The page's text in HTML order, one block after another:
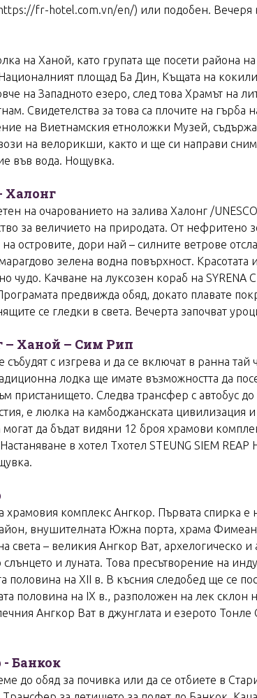
fr-hotel.com.vn/en/) или подобен. Вечеря
на Ханой, като групата ще посети
площад Ба Дин, Къщата на
на Западното езеро, след това Храмът на
Свидетелства за това са плочите на
на Виетнамския етноложки Музей,
на велорикши, както и ще си направи
във вода. Нощувка.
Халонг
на очарованието на залива Халонг /
за величието на природата. От нефритено
островите, дори най – силните ветрове
зелена водна повърхност.
чудо. Качване на луксозен кораб на
предвижда обяд, докато плавате
се гледки в света. Вечерта започват
– Ханой – Сим Рип
събудят с изгрева и да се включат в ранна
лодка ще имате възможността да
пристанището. Следва трансфер с автобус
е люлка на камбоджанската
да бъдат видяни 12 броя храмови
в хотел Tхотел STEUNG SIEM
храмовия комплекс Ангкор. Първата спирка
внушителната Южна порта, храма
света – великия Ангкор Ват, архелогическо
и луната. Това пресътворение на
половина на XII в. В късния следобед ще се
половина на IX в., разположен на лек склон
Ангкор Ват в джунглата и езерото
- Банкок
до обяд за почивка или да се отбиете в